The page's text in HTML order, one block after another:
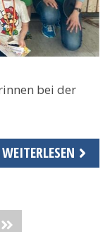
bei der
WEITERLESEN